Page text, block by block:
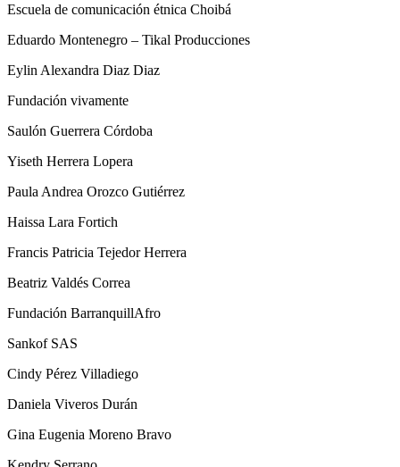
Escuela de comunicación étnica Choibá
Eduardo Montenegro – Tikal Producciones
Eylin Alexandra Diaz Diaz
Fundación vivamente
Saulón Guerrera Córdoba
Yiseth Herrera Lopera
Paula Andrea Orozco Gutiérrez
Haissa Lara Fortich
Francis Patricia Tejedor Herrera
Beatriz Valdés Correa
Fundación BarranquillAfro
Sankof SAS
Cindy Pérez Villadiego
Daniela Viveros Durán
Gina Eugenia Moreno Bravo